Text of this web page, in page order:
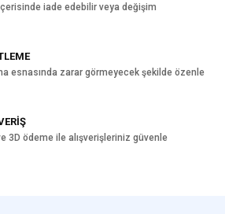
iade edebilir veya değişim
esnasında zarar görmeyecek şekilde özenle
3D ödeme ile alışverişleriniz güvenle